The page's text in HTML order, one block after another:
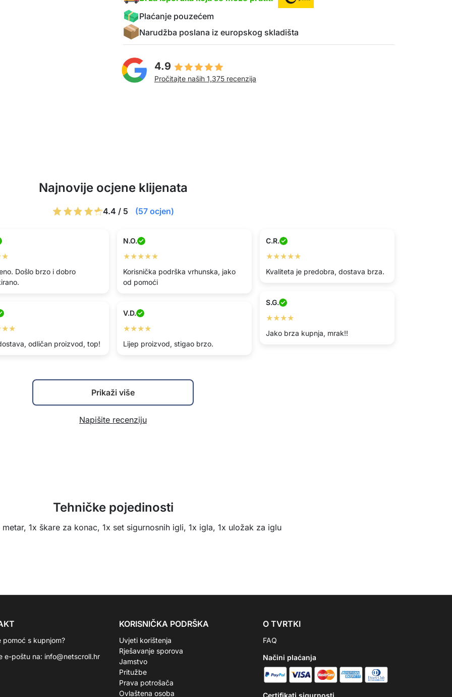
Plaćanje pouzećem
Narudžba poslana iz europskog skladišta
4.9
Pročitajte naših 1,375 recenzija
Najnovije ocjene klijenata
4.4 / 5 (57 ocjen)
Došlo brzo i dobro
N.O.
★★★★★
Korisnička podrška vrhunska, jako
od pomoći
C.R.
★★★★★
Kvaliteta je predobra, dostava brza.
S.G.
★★★★
Jako brza kupnja, mrak!!
odličan proizvod, top!
V.D.
★★★★
Lijep proizvod, stigao brzo.
Prikaži više
Napišite recenziju
Tehničke pojedinosti
1x škare za konac, 1x set sigurnosnih igli, 1x igla, 1x uložak za iglu
pomoć s kupnjom?
e-poštu na: info@netscroll.hr
KORISNIČKA PODRŠKA
Uvjeti korištenja
Rješavanje sporova
Jamstvo
Pritužbe
Prava potrošača
Ovlaštena osoba
O TVRTKI
FAQ
Načini plaćanja
Certifikati sigurnosti